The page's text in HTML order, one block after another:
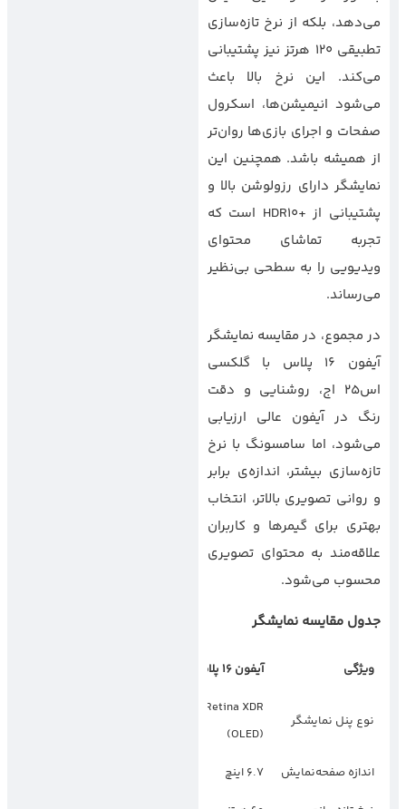
می‌دهد، بلکه از نرخ تازه‌سازی
تطبیقی 120 هرتز نیز پشتیبانی
می‌کند. این نرخ بالا باعث
می‌شود انیمیشن‌ها، اسکرول
صفحات و اجرای بازی‌ها روان‌تر
از همیشه باشد. همچنین این
نمایشگر دارای رزولوشن بالا و
پشتیبانی از +HDR10 است که
تجربه تماشای محتوای
ویدیویی را به سطحی بی‌نظیر
می‌رساند.
در مجموع، در مقایسه نمایشگر
آیفون 16 پلاس با گلکسی
اس25 اج، روشنایی و دقت
رنگ در آیفون عالی ارزیابی
می‌شود، اما سامسونگ با نرخ
تازه‌سازی بیشتر، اندازه‌ی برابر
و روانی تصویری بالاتر، انتخاب
بهتری برای گیمرها و کاربران
علاقه‌مند به محتوای تصویری
محسوب می‌شود.
جدول مقایسه نمایشگر
ویژگی آیفون 16 پلاس
نوع پنل نمایشگر
Super Retina XDR
(OLED)
اندازه صفحه‌نمایش 6.7 اینچ